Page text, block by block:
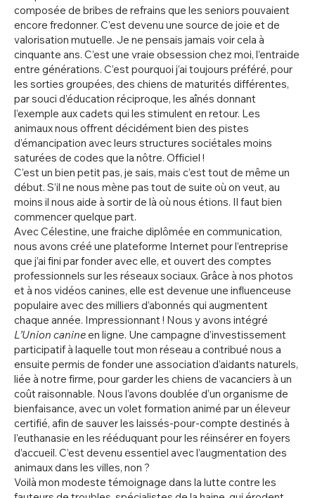
composée de bribes de refrains que les seniors pouvaient
encore fredonner. C’est devenu une source de joie et de
valorisation mutuelle. Je ne pensais jamais voir cela à
cinquante ans. C’est une vraie obsession chez moi, l’entraide
entre générations. C’est pourquoi j’ai toujours préféré, pour
les sorties groupées, des chiens de maturités différentes,
par souci d’éducation réciproque, les aînés donnant
l’exemple aux cadets qui les stimulent en retour. Les
animaux nous offrent décidément bien des pistes
d’émancipation avec leurs structures sociétales moins
saturées de codes que la nôtre. Officiel !
C’est un bien petit pas, je sais, mais c’est tout de même un
début. S’il ne nous mène pas tout de suite où on veut, au
moins il nous aide à sortir de là où nous étions. Il faut bien
commencer quelque part.
Avec Célestine, une fraiche diplômée en communication,
nous avons créé une plateforme Internet pour l’entreprise
que j’ai fini par fonder avec elle, et ouvert des comptes
professionnels sur les réseaux sociaux. Grâce à nos photos
et à nos vidéos canines, elle est devenue une influenceuse
populaire avec des milliers d’abonnés qui augmentent
chaque année. Impressionnant ! Nous y avons intégré
L’Union canineen ligne. Une campagne d’investissement
participatif à laquelle tout mon réseau a contribué nous a
ensuite permis de fonder une association d’aidants naturels,
liée à notre firme, pour garder les chiens de vacanciers à un
coût raisonnable. Nous l’avons doublée d’un organisme de
bienfaisance, avec un volet formation animé par un éleveur
certifié, afin de sauver les laissés-pour-compte destinés à
l’euthanasie en les rééduquant pour les réinsérer en foyers
d’accueil. C’est devenu essentiel avec l’augmentation des
animaux dans les villes, non ?
Voilà mon modeste témoignage dans la lutte contre les